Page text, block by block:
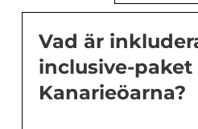
Vad är
inclusive-paket
Kanarieöarna?